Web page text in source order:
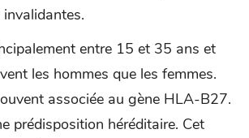
entre 15 et 35 ans et
les hommes que les femmes.
associée au gène HLA-B27.
prédisposition héréditaire. Cet